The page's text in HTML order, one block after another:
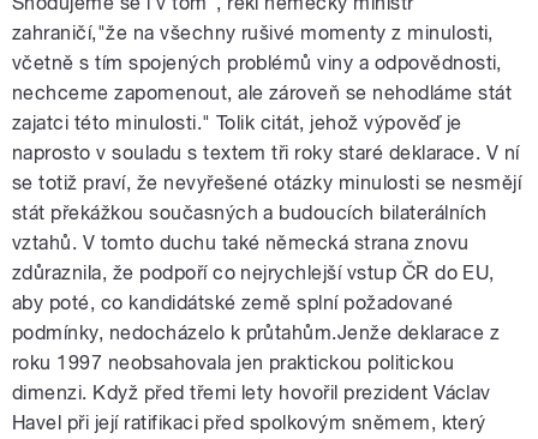
zahraničí,"že na všechny rušivé momenty z minulosti,
včetně s tím spojených problémů viny a odpovědnosti,
nechceme zapomenout, ale zároveň se nehodláme stát
zajatci této minulosti." Tolik citát, jehož výpověď je
naprosto v souladu s textem tři roky staré deklarace. V ní
se totiž praví, že nevyřešené otázky minulosti se nesmějí
stát překážkou současných a budoucích bilaterálních
vztahů. V tomto duchu také německá strana znovu
zdůraznila, že podpoří co nejrychlejší vstup ČR do EU,
aby poté, co kandidátské země splní požadované
podmínky, nedocházelo k průtahům.Jenže deklarace z
roku 1997 neobsahovala jen praktickou politickou
dimenzi. Když před třemi lety hovořil prezident Václav
Havel při její ratifikaci před spolkovým sněmem, který